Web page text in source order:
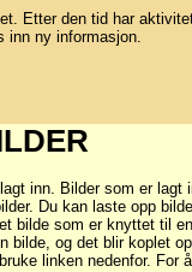
Etter den tid har
inn ny informasjon.
inn. Bilder som er
Du kan laste opp
bilde som er knyttet til
og det blir koplet
linken nedenfor. For